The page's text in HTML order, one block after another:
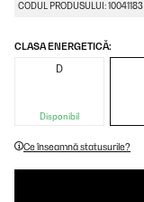
CODUL PRODUSULUI: 10041183
CLASA ENERGETICĂ:
D
Disponibil
Ce înseamnă statusurile?